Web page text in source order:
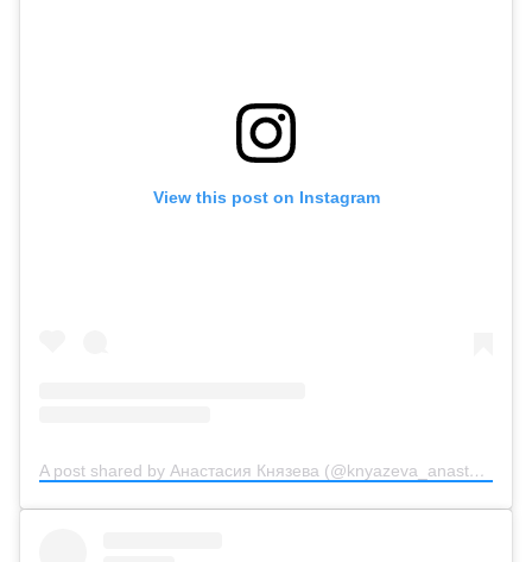
View this post on Instagram
A post shared by Анастасия Князева (@knyazeva_anastasiya_official)